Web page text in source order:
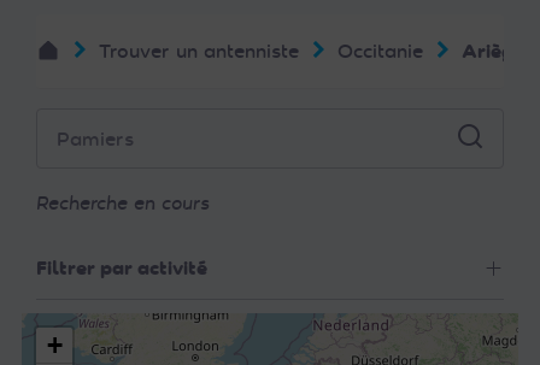
Trouver un antenniste Occitanie Ariège
Recherche en cours
Filtrer par activité
+